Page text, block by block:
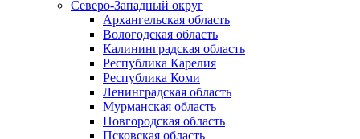
Северо-Западный округ
Архангельская область
Вологодская область
Калининградская область
Республика Карелия
Республика Коми
Ленинградская область
Мурманская область
Новгородская область
Псковская область